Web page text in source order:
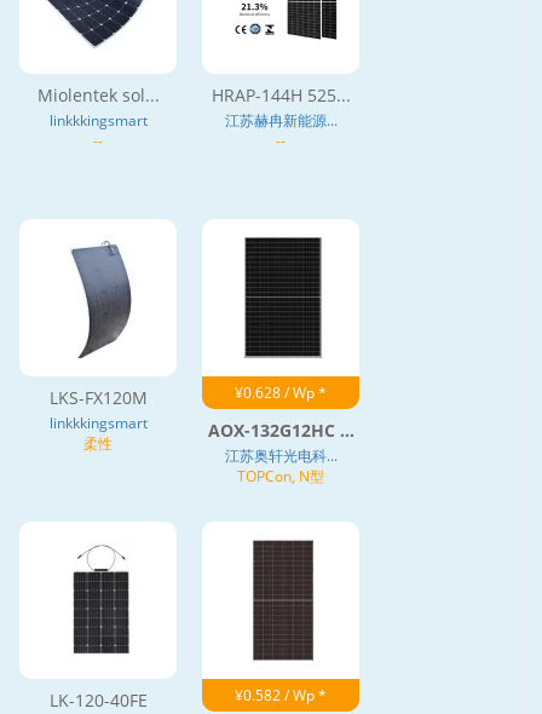
Miolentek sol...
linkkkingsmart
--
HRAP-144H 525...
江苏赫冉新能源...
--
LKS-FX120M
linkkkingsmart
柔性
¥0.628 / Wp *
AOX-132G12HC ...
江苏奥轩光电科...
TOPCon, N型
LK-120-40FE ¥0.582 / Wp *